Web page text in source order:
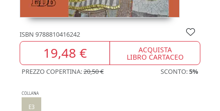
ISBN 9788810416242
19,48 € ACQUISTA
LIBRO CARTACEO
PREZZO COPERTINA:20,50 € SCONTO:5%
COLLANA
E3